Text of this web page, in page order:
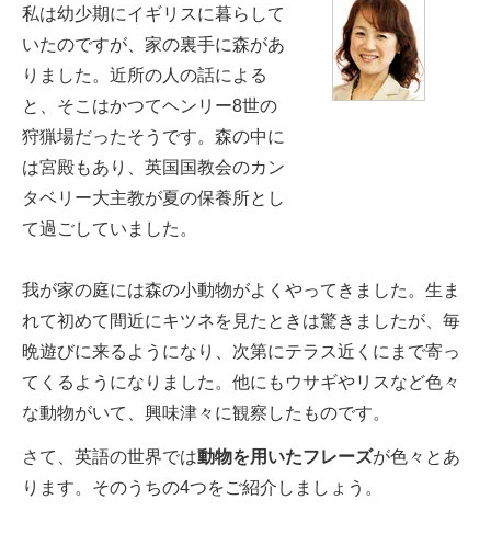
私は幼少期にイギリスに暮らして
いたのですが、家の裏手に森があ
りました。近所の人の話による
と、そこはかつてヘンリー8世の
狩猟場だったそうです。森の中に
は宮殿もあり、英国国教会のカン
タベリー大主教が夏の保養所とし
て過ごしていました。
我が家の庭には森の小動物がよくやってきました。生ま
れて初めて間近にキツネを見たときは驚きましたが、毎
晩遊びに来るようになり、次第にテラス近くにまで寄っ
てくるようになりました。他にもウサギやリスなど色々
な動物がいて、興味津々に観察したものです。
さて、英語の世界では動物を用いたフレーズが色々とあ
ります。そのうちの4つをご紹介しましょう。